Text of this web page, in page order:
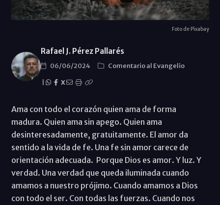
Foto de Pixabay
Rafael J. Pérez Pallarés
06/06/2024
Comentario al Evangelio
X
Ama con todo el corazón quien ama de forma
madura. Quien ama sin apego. Quien ama
desinteresadamente, gratuitamente. El amor da
sentido a la vida de fe. Una fe sin amor carece de
orientación adecuada. Porque Dios es amor. Y luz. Y
verdad. Una verdad que queda iluminada cuando
amamos a nuestro prójimo. Cuando amamos a Dios
con todo el ser. Con todas las fuerzas. Cuando nos